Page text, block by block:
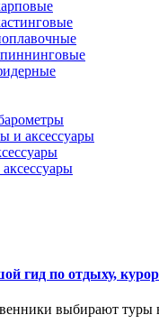
и аксессуары
гид по отдыху,
выбирают туры